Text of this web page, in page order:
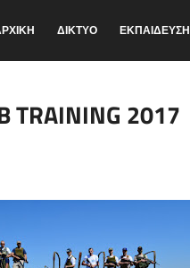
ΔΙΚΤΥΟ ΕΚΠΑΙΔΕΥΣΗ
TRAINING 2017